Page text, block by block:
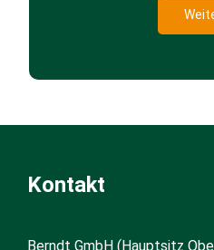
Kontakt
Berndt GmbH (Hauptsitz